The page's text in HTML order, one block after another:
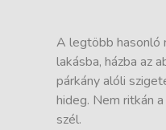
A legtöbb hasonló
lakásba, házba az
párkány alóli
hideg. Nem ritkán
szél.